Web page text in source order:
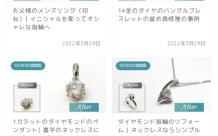
お父様のメンズリング（印
台）| イニシャルを彫ってオシ
ャレな指輪へ
2022年3月29日
14金のダイヤのバングルブレ
スレットの留め具修理の事例
2022年3月29日
SEIBIDO沼田店
1カラットのダイヤモンドのペ
ンダント| 喜平のネックレスに
SEIBIDO沼田店
ダイヤモンド指輪のリフォー
ム | ネックレスならシンプル